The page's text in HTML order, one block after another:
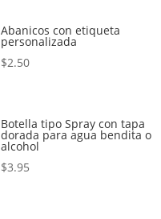
Abanicos con etiqueta
personalizada
$2.50
Botella tipo Spray con tapa
dorada para agua bendita o
alcohol
$3.95